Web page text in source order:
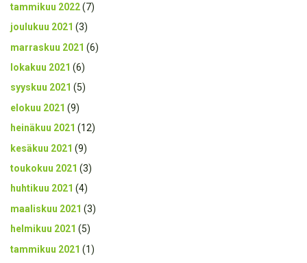
tammikuu 2022(7)
joulukuu 2021 (3)
marraskuu 2021 (6)
lokakuu 2021 (6)
syyskuu 2021 (5)
elokuu 2021 (9)
heinäkuu 2021 (12)
kesäkuu 2021 (9)
toukokuu 2021 (3)
huhtikuu 2021 (4)
maaliskuu 2021 (3)
helmikuu 2021 (5)
tammikuu 2021 (1)